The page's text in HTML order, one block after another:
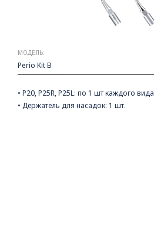
МОДЕЛЬ:
Perio Kit B
• P20, P25R, P25L: по 1 шт каждого вида
• Держатель для насадок: 1 шт.